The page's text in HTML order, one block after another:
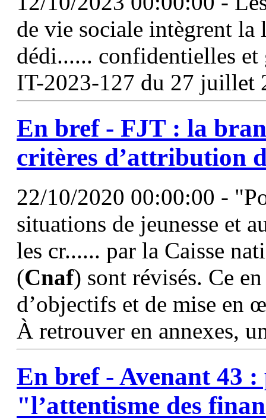
de vie sociale intègrent la
dédi...... confidentielles
IT-2023-127 du 27 juillet
En bref - FJT : la
critères d’attribution
22/10/2020 00:00:00 -
situations de jeunesse et
les cr...... par la Caisse
(Cnaf) sont révisés. Ce
d’objectifs et de mise en
À retrouver en annexes,
En bref - Avenant 43
"l’attentisme des